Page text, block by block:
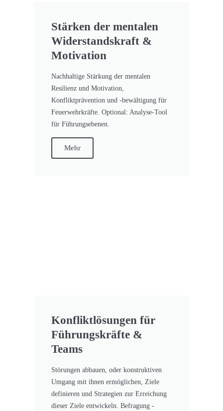
Stärken der mentalen
Widerstandskraft &
Motivation
Nachhaltige Stärkung der mentalen
Resilienz und Motivation,
Konfliktprävention und -bewältigung für
Feuerwehrkräfte. Optional: Analyse-Tool
für Führungsebenen.
Mehr
Konfliktlösungen für
Führungskräfte &
Teams
Störungen abbauen, oder konstruktiven
Umgang mit ihnen ermöglichen, Ziele
definieren und Strategien zur Erreichung
dieser Ziele entwickeln. Befragung -